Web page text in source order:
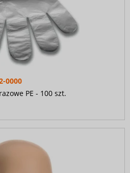
0000
PE - 100 szt.